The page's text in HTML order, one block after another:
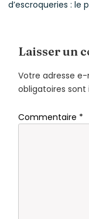
d’escroqueries : le
Laisser un
Votre adresse
obligatoires sont
Commentaire *